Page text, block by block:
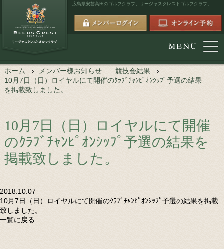
広島県安芸高田のゴルフクラブ、 リージャスクレストゴルフクラブ。
ホーム メンバー様お知らせ
競技会結果
10月7日（日）ロイヤルにて開催のｸﾗﾌﾞﾁｬﾝﾋﾟｵﾝｼｯﾌﾟ予選の結果
を掲載致しました。
10月7日（日）ロイヤルにて開催
のｸﾗﾌﾞﾁｬﾝﾋﾟｵﾝｼｯﾌﾟ予選の結果を
掲載致しました。
2018.10.07
10月7日（日）ロイヤルにて開催のｸﾗﾌﾞﾁｬﾝﾋﾟｵﾝｼｯﾌﾟ予選の結果を掲載
致しました。
一覧に戻る